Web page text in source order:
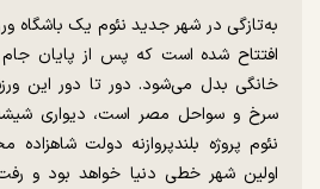
به‌تازگی در شهر جدید نئوم یک باشگاه
خانگی بدل می‌شود. دور تا دور این
سرخ و سواحل مصر است، دیواری
نئوم پروژه بلندپروازنه دولت
اولین شهر خطی دنیا خواهد بود و